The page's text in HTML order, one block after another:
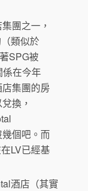
團之一，
類似於
SPG被
係在今年
集團的房
換，
個吧。而
LV已經基
酒店（其實